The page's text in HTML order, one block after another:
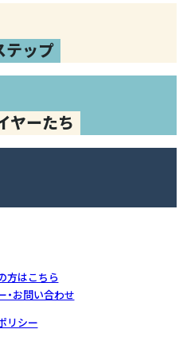
テップ
ヤーたち
方はこちら
・お問い合わせ
リシー